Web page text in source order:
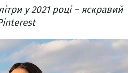
у 2021 році – яскравий